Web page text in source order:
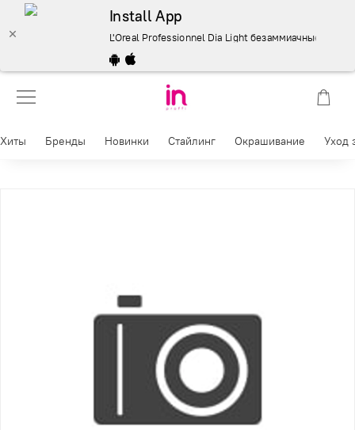
Install App
L'Oreal Professionnel Dia Light безаммиачные
Хиты Бренды Новинки Стайлинг Окрашивание Уход